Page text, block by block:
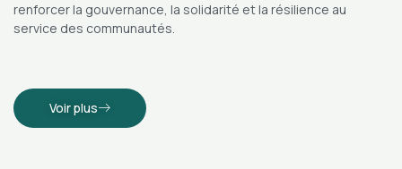
renforcer la gouvernance, la solidarité et la résilience au
service des communautés.
Voir plus